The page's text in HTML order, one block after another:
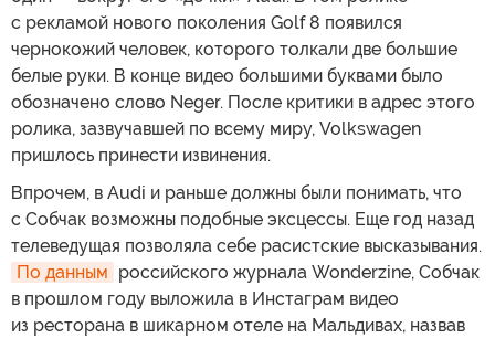
с рекламой нового поколения Golf 8 появился
чернокожий человек, которого толкали две большие
белые руки. В конце видео большими буквами было
обозначено слово Neger. После критики в адрес этого
ролика, зазвучавшей по всему миру, Volkswagen
пришлось принести извинения.
Впрочем, в Audi и раньше должны были понимать, что
с Собчак возможны подобные эксцессы. Еще год назад
телеведущая позволяла себе расистские высказывания.
По данным российского журнала Wonderzine, Собчак
в прошлом году выложила в Инстаграм видео
из ресторана в шикарном отеле на Мальдивах, назвав